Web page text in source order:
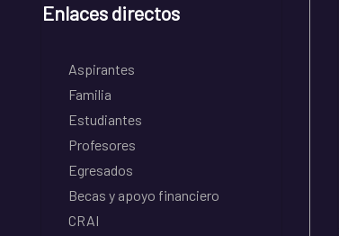
Enlaces directos
Aspirantes
Familia
Estudiantes
Profesores
Egresados
Becas y apoyo financiero
CRAI